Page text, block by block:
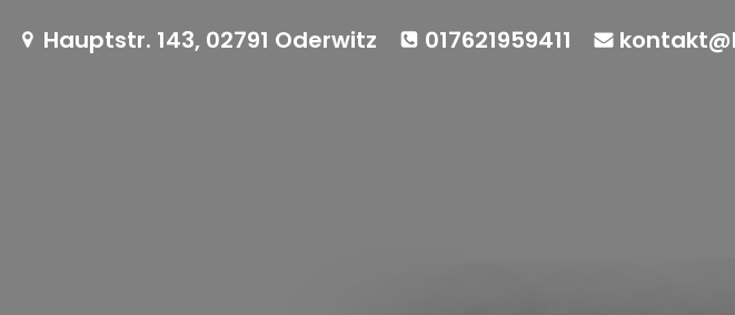
InhaltHauptstr. 143, 02791 Oderwitz 017621959411